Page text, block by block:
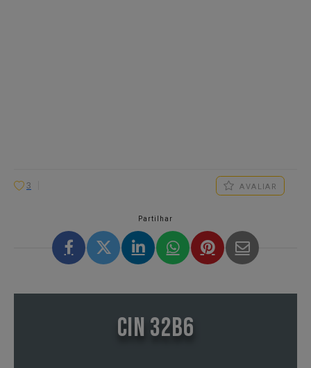
3 AVALIAR
Partilhar
CIN 32B6